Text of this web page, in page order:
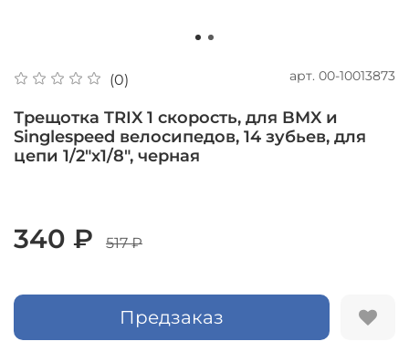
(0) арт. 00-10013873
Трещотка TRIX 1 скорость, для BMX и
Singlespeed велосипедов, 14 зубьев, для
цепи 1/2"х1/8", черная
340 ₽ 517 ₽
Предзаказ